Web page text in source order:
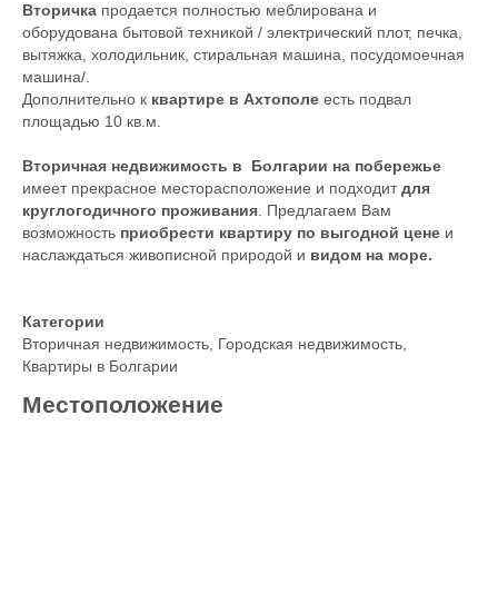
Вторичка продается полностью меблирована и
оборудована бытовой техникой / электрический плот, печка,
вытяжка, холодильник, стиральная машина, посудомоечная
машина/.
Дополнительно к квартире в Ахтополе есть подвал
площадью 10 кв.м.
Вторичная недвижимость в Болгарии на побережье
имеет прекрасное месторасположение и подходитдля
круглогодичного проживания. Предлагаем Вам
возможность приобрести квартиру по выгодной цене и
наслаждаться живописной природой и видом на море.
Категории
Вторичная недвижимость, Городская недвижимость,
Квартиры в Болгарии
Местоположение